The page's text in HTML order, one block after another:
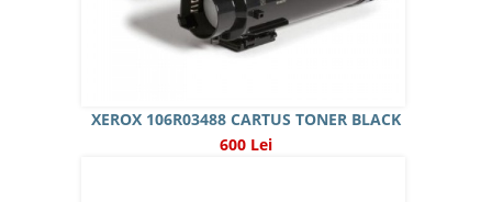
XEROX 106R03488 CARTUS TONER BLACK
600 Lei